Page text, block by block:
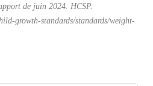
de juin 2024. HCSP.
growth-standards/standards/weight-